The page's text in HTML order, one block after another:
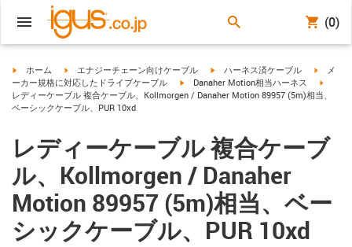
(0)
igus-icon-arrow-right
ホーム igus-icon-arrow-right
エナジーチェーン向けケーブル igus-icon-arrow-right
ハーネス済ケーブル igus-
メ
ーカー規格に対応したドライブケーブル
igus-icon-arrow-right
Danaher Motion相当ハーネス
レディーケーブル 複合ケーブル、Kollmorgen / Danaher Motion 89957 (5m)相当、
ベーシックケーブル、PUR 10xd
レディーケーブル 複合ケーブ
ル、Kollmorgen / Danaher
Motion 89957 (5m)相当、ベー
シックケーブル、PUR 10xd